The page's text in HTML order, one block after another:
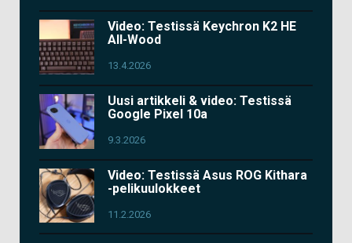
Video: Testissä Keychron K2 HE
All-Wood
13.4.2026
Uusi artikkeli & video: Testissä
Google Pixel 10a
9.3.2026
Video: Testissä Asus ROG Kithara
-pelikuulokkeet
11.2.2026